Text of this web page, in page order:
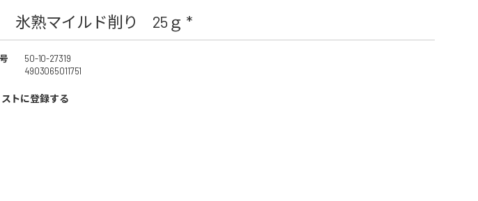
氷熟マイルド削り 25ｇ *
50-10-27319
4903065011751
トに登録する